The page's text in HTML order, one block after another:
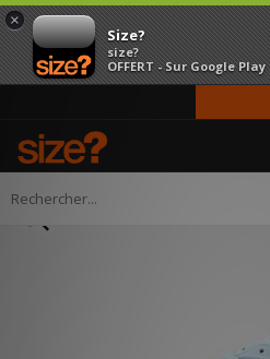
×
Size?
size?
OFFERT - Sur Google Play
Accueil Femme